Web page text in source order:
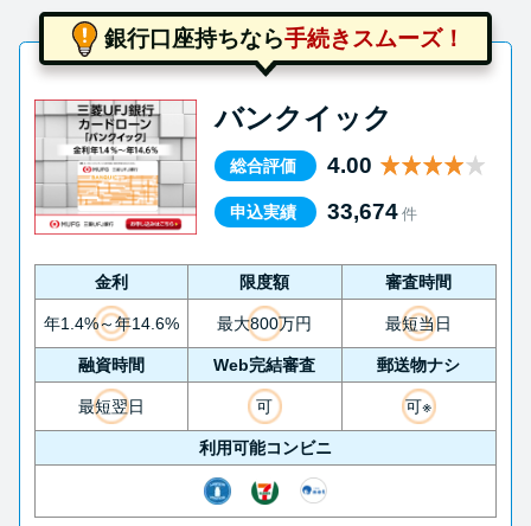
銀行口座持ちなら手続きスムーズ！
バンクイック
総合評価 4.00
申込実績 33,674 件
金利 限度額 審査時間
年1.4%～年14.6% 最大800万円 最短当日
融資時間 Web完結審査 郵送物ナシ
最短翌日 可 可※
利用可能コンビニ